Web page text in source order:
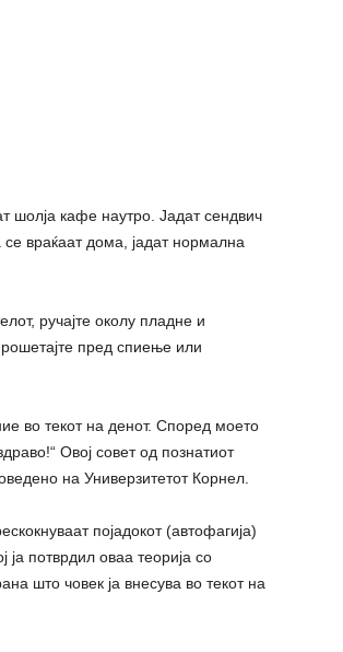
шолја кафе наутро. Јадат сендвич
враќаат дома, јадат нормална
ручајте околу пладне и
пред спиење или
во текот на денот. Според моето
Овој совет од познатиот
на Универзитетот Корнел.
појадокот (автофагија)
ја потврдил оваа теорија со
што човек ја внесува во текот на